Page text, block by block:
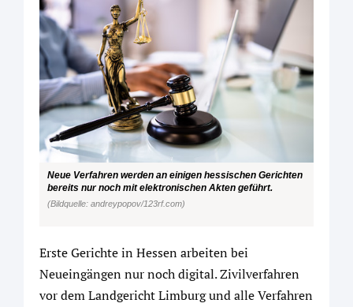
Neue Verfahren werden an einigen hessischen Gerichten
bereits nur noch mit elektronischen Akten geführt.
(Bildquelle: andreypopov/123rf.com)
Erste Gerichte in Hessen arbeiten bei
Neueingängen nur noch digital. Zivilverfahren
vor dem Landgericht Limburg und alle Verfahren